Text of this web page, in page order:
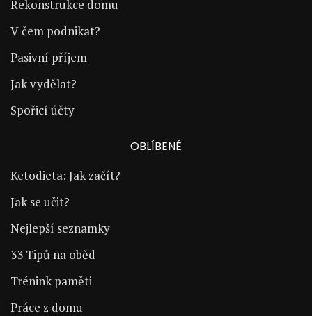
Rekonstrukce domu
V čem podnikat?
Pasivní příjem
Jak vydělat?
Spořicí účty
OBLÍBENÉ
Ketodieta: Jak začít?
Jak se učit?
Nejlepší seznamky
33 Tipů na oběd
Trénink paměti
Práce z domu